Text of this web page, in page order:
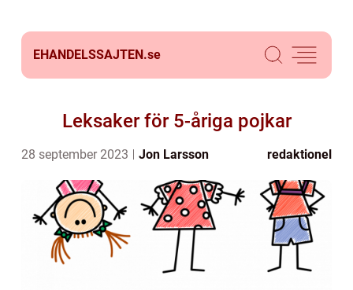
EHANDELSSAJTEN.se
Leksaker för 5-åriga pojkar
28 september 2023 Jon Larsson redaktionel